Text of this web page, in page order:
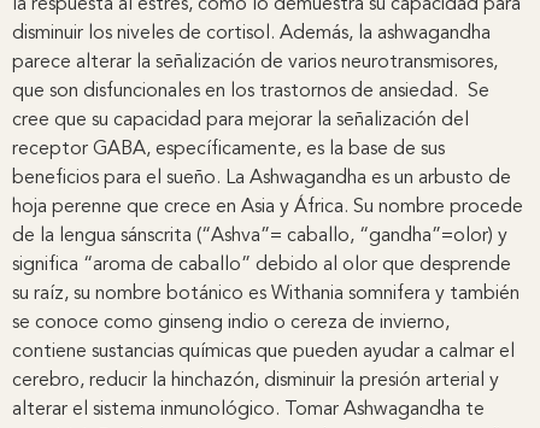
la respuesta al estrés, como lo demuestra su capacidad para
disminuir los niveles de cortisol. Además, la ashwagandha
parece alterar la señalización de varios neurotransmisores,
que son disfuncionales en los trastornos de ansiedad. Se
cree que su capacidad para mejorar la señalización del
receptor GABA, específicamente, es la base de sus
beneficios para el sueño. La Ashwagandha es un arbusto de
hoja perenne que crece en Asia y África. Su nombre procede
de la lengua sánscrita (“Ashva”= caballo, “gandha”=olor) y
significa “aroma de caballo” debido al olor que desprende
su raíz, su nombre botánico es Withania somnifera y también
se conoce como ginseng indio o cereza de invierno,
contiene sustancias químicas que pueden ayudar a calmar el
cerebro, reducir la hinchazón, disminuir la presión arterial y
alterar el sistema inmunológico. Tomar Ashwagandha te